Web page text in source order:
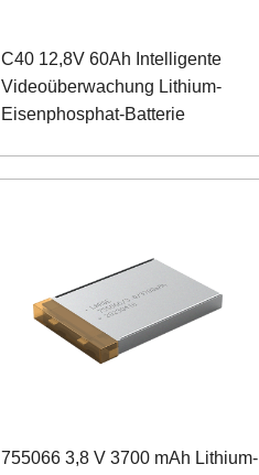
C40 12,8V 60Ah Intelligente
Videoüberwachung Lithium-
Eisenphosphat-Batterie
755066 3,8 V 3700 mAh Lithium-